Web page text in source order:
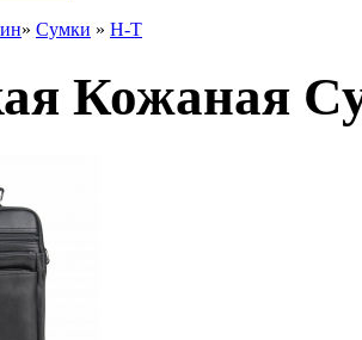
» Сумки » H-T
Кожаная